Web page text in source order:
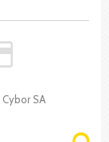
Cybor SA